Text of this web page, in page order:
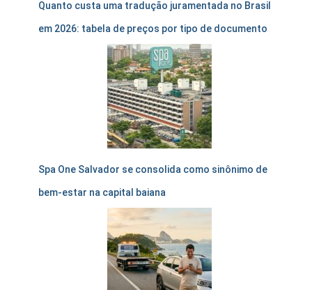
Quanto custa uma tradução juramentada no Brasil
em 2026: tabela de preços por tipo de documento
Spa One Salvador se consolida como sinônimo de
bem-estar na capital baiana